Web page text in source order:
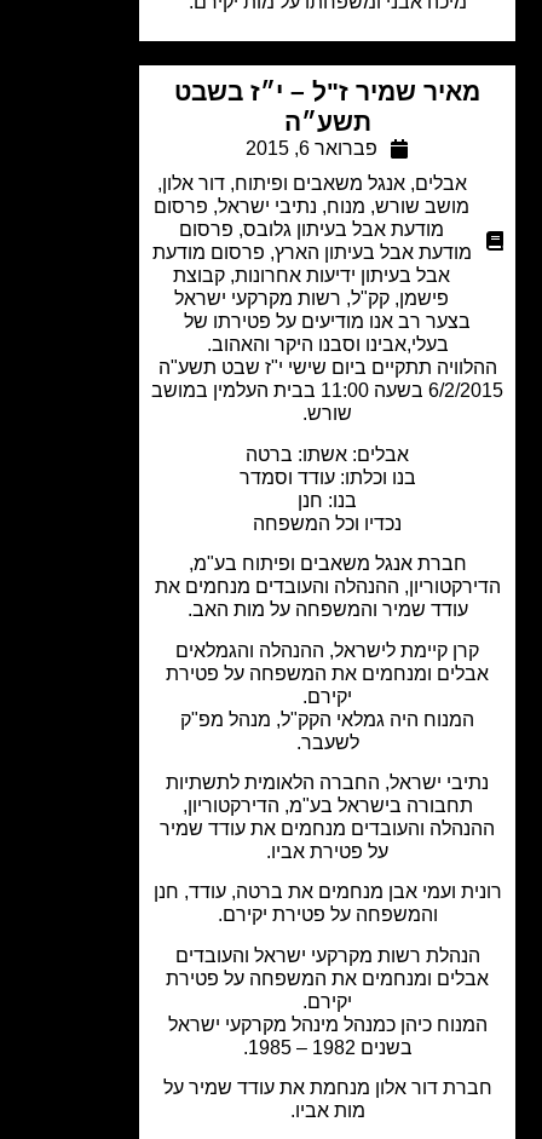
שמיר ז"ל – י״ז בשבט
תשע״ה
פברואר 6, 2015
אנגל משאבים ופיתוח, דור אלון,
מושב שורש,מנוח,נתיבי ישראל, פרסום
מודעת אבל בעיתון גלובס, פרסום
מודעת אבל בעיתון הארץ,פרסום מודעת
אבל בעיתון ידיעות אחרונות,קבוצת
קק"ל,רשות מקרקעי ישראל
בצער רב אנו מודיעים על פטירתו של
בעלי,אבינו וסבנו היקר והאהוב.
תתקיים ביום שישי י"ז שבט תשע"ה
6/2/2015 בשעה 11:00 בבית העלמין במושב
אבלים: אשתו: ברטה
בנו וכלתו: עודד וסמדר
נכדיו וכל המשפחה
חברת אנגל משאבים ופיתוח בע"מ,
ההנהלה והעובדים מנחמים את
עודד שמיר והמשפחה על מות האב.
קרן קיימת לישראל, ההנהלה והגמלאים
ומנחמים את המשפחה על פטירת
המנוח היה גמלאי הקק"ל, מנהל מפ"ק
לשעבר.
ישראל, החברה הלאומית לתשתיות
תחבורה בישראל בע"מ, הדירקטוריון,
והעובדים מנחמים את עודד שמיר
על פטירת אביו.
ועמי אבן מנחמים את ברטה, עודד, חנן
והמשפחה על פטירת יקירם.
הנהלת רשות מקרקעי ישראל והעובדים
ומנחמים את המשפחה על פטירת
כיהן כמנהל מינהל מקרקעי ישראל
דור אלון מנחמת את עודד שמיר על
מות אביו.